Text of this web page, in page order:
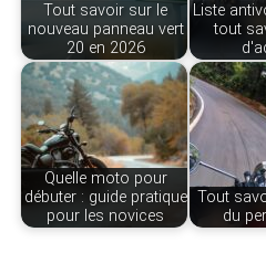
Tout savoir sur le
nouveau panneau vert
20 en 2026
Liste
tout
Quelle moto pour
débuter : guide pratique
pour les novices
Tout
du